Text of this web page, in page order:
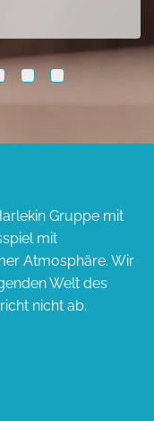
Gruppe mit
mit
Atmosphäre. Wir
Welt des
nicht ab.